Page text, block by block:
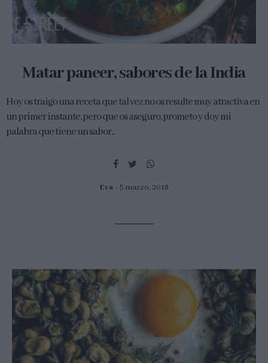
Matar paneer, sabores de la India
Hoy os traigo una receta que tal vez no os resulte muy atractiva en
un primer instante, pero que os aseguro, prometo y doy mi
palabra que tiene un sabor...
Eva 5 marzo, 2018